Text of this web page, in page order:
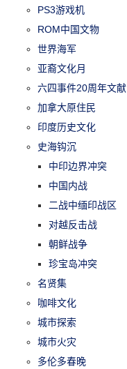
PS3游戏机
ROM中国文物
世界海军
亚裔文化月
六四事件20周年文献
加拿大原住民
印度历史文化
史海钩沉
中印边界冲突
中国内战
二战中缅印战区
对越反击战
朝鲜战争
珍宝岛冲突
名贤集
咖啡文化
城市探索
城市火灾
多伦多春晚